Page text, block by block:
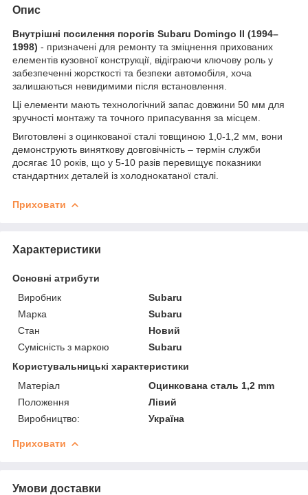
Опис
Внутрішні посилення порогів Subaru Domingo II (1994–
1998) - призначені для ремонту та зміцнення прихованих
елементів кузовної конструкції, відіграючи ключову роль у
забезпеченні жорсткості та безпеки автомобіля, хоча
залишаються невидимими після встановлення.
Ці елементи мають технологічний запас довжини 50 мм для
зручності монтажу та точного припасування за місцем.
Виготовлені з оцинкованої сталі товщиною 1,0-1,2 мм, вони
демонструють виняткову довговічність – термін служби
досягає 10 років, що у 5-10 разів перевищує показники
стандартних деталей із холоднокатаної сталі.
Приховати
Характеристики
Основні атрибути
Виробник
Subaru
Марка
Subaru
Стан
Новий
Сумісність з маркою
Subaru
Користувальницькі характеристики
Матеріал
Оцинкована сталь 1,2 mm
Положення
Лівий
Виробництво:
Україна
Приховати
Умови доставки